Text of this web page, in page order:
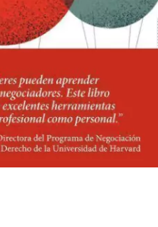
negociar tanto en entornos
de técnicas específicas, que